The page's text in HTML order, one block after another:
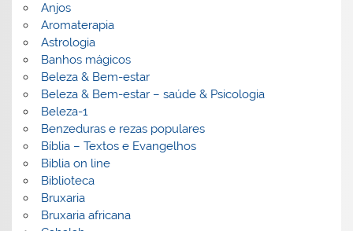
Anjos
Aromaterapia
Astrologia
Banhos mágicos
Beleza & Bem-estar
Beleza & Bem-estar – saúde & Psicologia
Beleza-1
Benzeduras e rezas populares
Bíblia – Textos e Evangelhos
Biblia on line
Biblioteca
Bruxaria
Bruxaria africana